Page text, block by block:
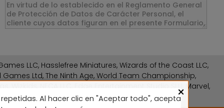
LLC, Hasslefree Miniatures, Wizards of the Coast LLC,
Ltd, The Ninth Age, World Team Championship,
NECA LLC, Edge Entertainment Studio SLU, Marvel,
×
Al hacer clic en "Aceptar todo", acepta